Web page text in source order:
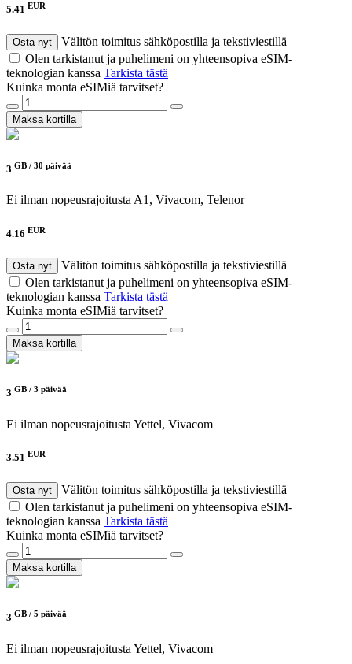
5.41 EUR
Osta nyt
Välitön toimitus sähköpostilla ja tekstiviestillä
Olen tarkistanut ja puhelimeni on yhteensopiva eSIM-
teknologian kanssa Tarkista tästä
Kuinka monta eSIMiä tarvitset?
Maksa kortilla
3 GB / 30 päivää
Ei ilman nopeusrajoitustaA1, Vivacom, Telenor
4.16 EUR
Osta nyt
Välitön toimitus sähköpostilla ja tekstiviestillä
Olen tarkistanut ja puhelimeni on yhteensopiva eSIM-
teknologian kanssa Tarkista tästä
Kuinka monta eSIMiä tarvitset?
Maksa kortilla
3 GB / 3 päivää
Ei ilman nopeusrajoitusta Yettel, Vivacom
3.51 EUR
Osta nyt
Välitön toimitus sähköpostilla ja tekstiviestillä
Olen tarkistanut ja puhelimeni on yhteensopiva eSIM-
teknologian kanssa Tarkista tästä
Kuinka monta eSIMiä tarvitset?
Maksa kortilla
3 GB / 5 päivää
Ei ilman nopeusrajoitusta Yettel, Vivacom